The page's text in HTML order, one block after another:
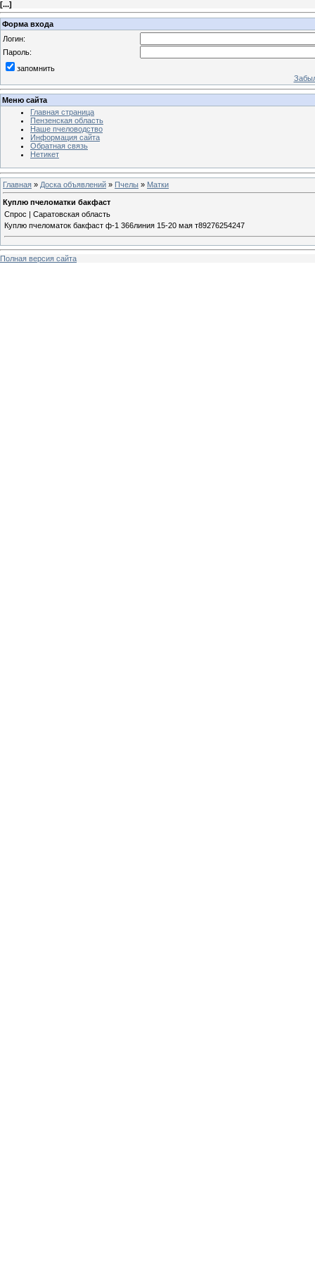
[...]
Форма входа
Логин:
Пароль:
запомнить
Меню сайта
Главная страница
Пензенская область
Наше пчеловодство
Информация сайта
Обратная связь
Нетикет
Главная » Доска объявлений » Пчелы » Матки
Куплю пчеломатки бакфаст
Спрос | Саратовская область
Куплю пчеломаток бакфаст ф-1 366линия 15-20 мая т89276254247
Полная версия сайта